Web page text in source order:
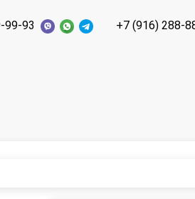
99-93 +7 (916) 288-